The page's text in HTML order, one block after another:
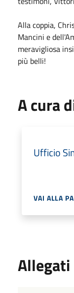
Alla coppia,
Mancini e
meravigliosa
più belli!
A cura
Ufficio
VAI ALLA
Allegati